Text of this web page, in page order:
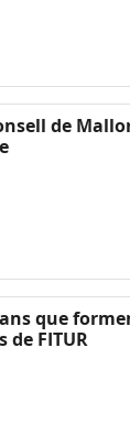
de
que
FITUR